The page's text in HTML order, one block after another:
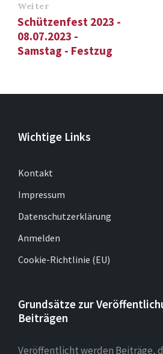
Weiter
Schützenfest 2023 -
08.07.2023 -
Samstag - Festzug
Wichtige Links
Kontakt
Impressum
Datenschutzerklärung
Anmelden
Cookie-Richtlinie (EU)
Grundsätze zur
Beiträgen
Veröffentlicht werden Beiträge,